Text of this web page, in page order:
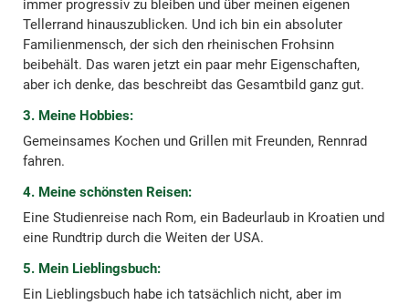
immer progressiv zu bleiben und über meinen eigenen
Tellerrand hinauszublicken. Und ich bin ein absoluter
Familienmensch, der sich den rheinischen Frohsinn
beibehält. Das waren jetzt ein paar mehr Eigenschaften,
aber ich denke, das beschreibt das Gesamtbild ganz gut.
3. Meine Hobbies:
Gemeinsames Kochen und Grillen mit Freunden, Rennrad
fahren.
4. Meine schönsten Reisen:
Eine Studienreise nach Rom, ein Badeurlaub in Kroatien und
eine Rundtrip durch die Weiten der USA.
5. Mein Lieblingsbuch:
Ein Lieblingsbuch habe ich tatsächlich nicht, aber im